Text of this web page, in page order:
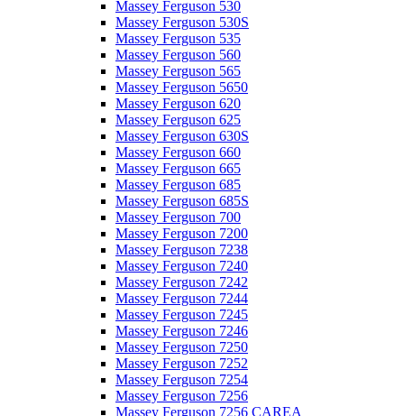
Massey Ferguson 530
Massey Ferguson 530S
Massey Ferguson 535
Massey Ferguson 560
Massey Ferguson 565
Massey Ferguson 5650
Massey Ferguson 620
Massey Ferguson 625
Massey Ferguson 630S
Massey Ferguson 660
Massey Ferguson 665
Massey Ferguson 685
Massey Ferguson 685S
Massey Ferguson 700
Massey Ferguson 7200
Massey Ferguson 7238
Massey Ferguson 7240
Massey Ferguson 7242
Massey Ferguson 7244
Massey Ferguson 7245
Massey Ferguson 7246
Massey Ferguson 7250
Massey Ferguson 7252
Massey Ferguson 7254
Massey Ferguson 7256
Massey Ferguson 7256 CAREA